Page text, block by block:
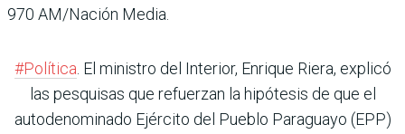
970 AM/Nación Media.
#Política . El ministro del Interior, Enrique Riera, explicó
las pesquisas que refuerzan la hipótesis de que el
autodenominado Ejército del Pueblo Paraguayo (EPP)